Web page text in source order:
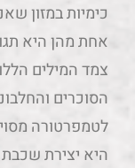
כימיות במזון
אחת מהן היא
צמד המילים
הסוכרים
לטמפרטורה
היא יצירת